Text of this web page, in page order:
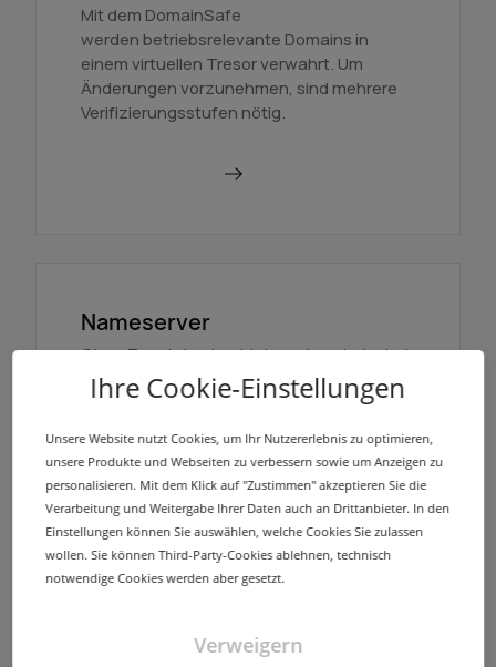
Mit dem DomainSafe
werden betriebsrelevante Domains in
einem virtuellen Tresor verwahrt. Um
Änderungen vorzunehmen, sind mehrere
Verifizierungsstufen nötig.
Nameserver
Ohne Zusatzkosten bieten wir zu jeder bei
InterNetX registrierten Domain eine
redundant ausgelegte Nameserver-
Mehr erfahren
NodeSecure Anycast
Ihre Cookie-Einstellungen
Unsere Website nutzt Cookies, um Ihr Nutzererlebnis zu optimieren,
unsere Produkte und Webseiten zu verbessern sowie um Anzeigen zu
personalisieren. Mit dem Klick auf "Zustimmen" akzeptieren Sie die
Verarbeitung und Weitergabe Ihrer Daten auch an Drittanbieter. In den
Einstellungen können Sie auswählen, welche Cookies Sie zulassen
wollen. Sie können Third-Party-Cookies ablehnen, technisch
notwendige Cookies werden aber gesetzt.
Verweigern